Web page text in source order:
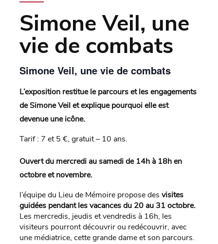
Simone Veil, une
vie de combats
Simone Veil, une vie de combats
L’exposition restitue le parcours et les engagements
de Simone Veil et explique pourquoi elle est
devenue une icône.
Tarif : 7 et 5 €, gratuit – 10 ans.
Ouvert du mercredi au samedi de 14h à 18h en
octobre et novembre.
l’équipe du Lieu de Mémoire propose des visites
guidées pendant les vacances du 20 au 31 octobre.
Les mercredis, jeudis et vendredis à 16h, les
visiteurs pourront découvrir ou redécouvrir, avec
une médiatrice, cette grande dame et son parcours.